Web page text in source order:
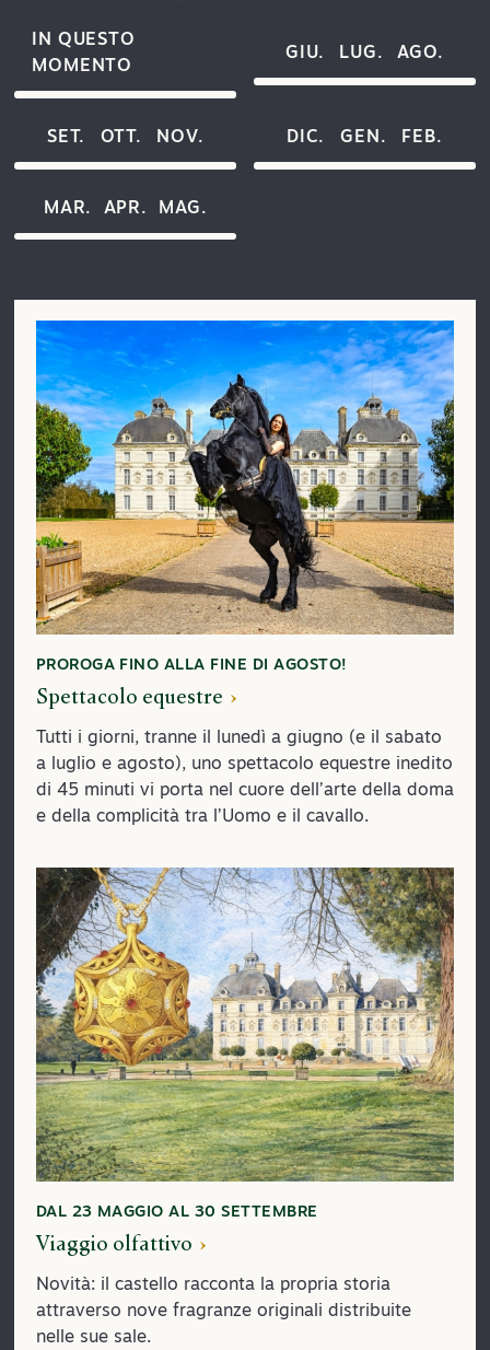
IN QUESTO
MOMENTO
GIU. LUG. AGO.
SET. OTT. NOV. DIC. GEN. FEB.
MAR. APR. MAG.
PROROGA FINO ALLA FINE DI AGOSTO!
Spettacolo equestre
Tutti i giorni, tranne il lunedì a giugno (e il sabato
a luglio e agosto), uno spettacolo equestre inedito
di 45 minuti vi porta nel cuore dell’arte della doma
e della complicità tra l’Uomo e il cavallo.
DAL 23 MAGGIO AL 30 SETTEMBRE
Viaggio olfattivo
Novità: il castello racconta la propria storia
attraverso nove fragranze originali distribuite
nelle sue sale.